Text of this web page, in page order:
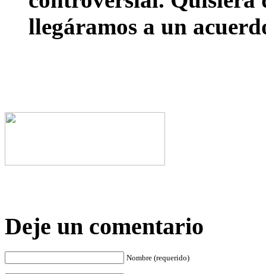
llegáramos a un
Deje un comentario
Nombre (requerido)